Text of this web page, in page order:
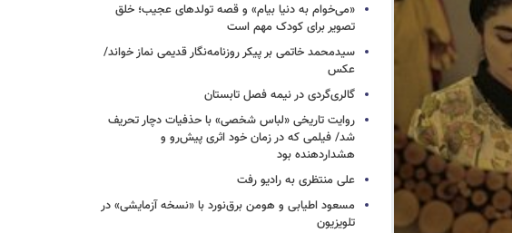
«می‌خوام به دنیا بیام» و قصه تولدهای عجیب؛ خلق
تصویر برای کودک مهم است
سیدمحمد خاتمی بر پیکر روزنامه‌نگار قدیمی نماز خواند/
عکس
گالری‌گردی در نیمه فصل تابستان
روایت تاریخی «لباس شخصی» با حذفیات دچار تحریف
شد/ فیلمی که در زمان خود اثری پیش‌رو و
هشداردهنده بود
علی منتظری به رادیو رفت
مسعود اطیابی و هومن برق‌نورد با «نسخه آزمایشی» در
تلویزیون